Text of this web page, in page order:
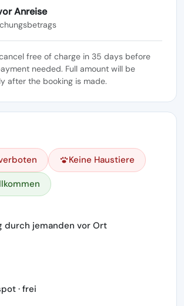
Anreise
free of charge in 35 days before
needed. Full amount will be
after the booking is made.
Keine Haustiere
durch jemanden vor Ort
· frei